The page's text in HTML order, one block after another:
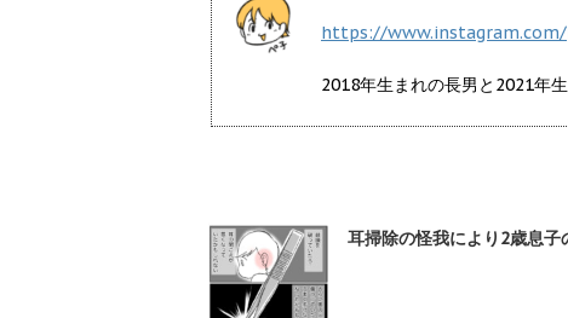
https://
2018年生まれの長男と2021年
耳掃除の怪我により2歳息